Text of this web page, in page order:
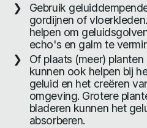
Gebruik
gordijnen of
helpen om
echo's en galm te
Of plaats (meer)
kunnen ook helpen bij
geluid en het creëren
omgeving. Grotere
bladeren kunnen het
absorberen.